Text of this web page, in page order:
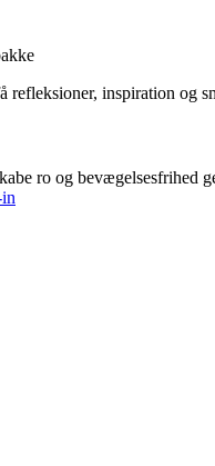
inspiration og
ro og bevægelsesfrihed